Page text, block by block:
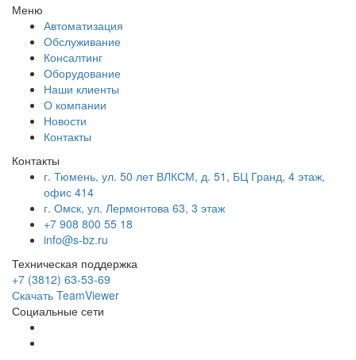
Меню
Автоматизация
Обслуживание
Консалтинг
Оборудование
Наши клиенты
О компании
Новости
Контакты
Контакты
г. Тюмень, ул. 50 лет ВЛКСМ, д. 51, БЦ Гранд, 4 этаж,
офис 414
г. Омск, ул. Лермонтова 63, 3 этаж
+7 908 800 55 18
info@s-bz.ru
Техническая поддержка
+7 (3812) 63-53-69
Скачать TeamViewer
Социальные сети